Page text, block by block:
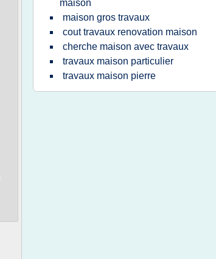
maison
maison gros travaux
cout travaux renovation maison
cherche maison avec travaux
travaux maison particulier
travaux maison pierre